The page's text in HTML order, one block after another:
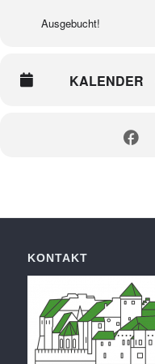
Ausgebucht!
KALENDER
KONTAKT